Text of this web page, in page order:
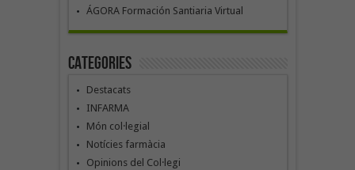
ÁGORA Formación Santiaria Virtual
Categories
Destacats
INFARMA
Món col·legial
Notícies farmàcia
Opinions del Col·legi